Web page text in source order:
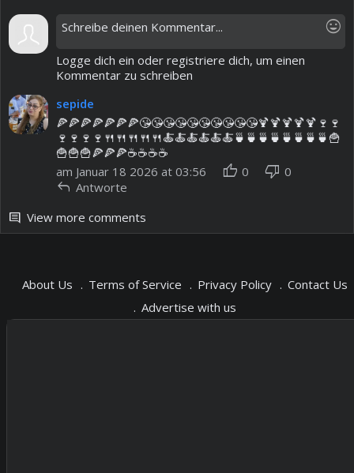
mood
Logge dich ein oder registriere dich, um einen
Kommentar zu schreiben
sepide
🍕🍕🍕🍕🍕🍕🍕😘😘😘😘😘😘😘😘😘😘🍹🍹🍹🍹🍹🍷🍷
🍷🍷🍷🍷🍴🍴🍴🍴🍴🍝🍝🍝🍝🍝🍝🍵🍵🍵🍵🍵🍵🍵🍵🍟
🍟🍟🍟🍕🍕🍕☕️☕️☕️☕️
am Januar 18 2026 at 03:56
thumb_up 0 thumb_down 0
reply Antworte
comment View more comments
About Us Terms of Service Privacy Policy
Contact Us
Advertise with us